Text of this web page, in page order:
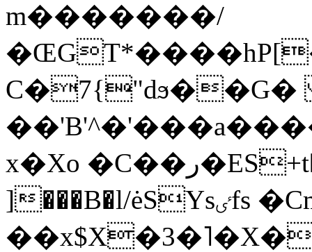
m�������/
C�7
x�Xo �C��ر�ES+t�����Q�4��S���,�L��@`�
]���B�l/ėSYsٸfs �Cm��3W��T U�